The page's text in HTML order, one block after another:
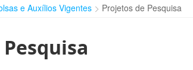
e Auxílios Vigentes Projetos de Pesquisa